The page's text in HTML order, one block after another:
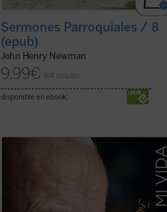
Sermones Parroquiales / 8
(epub)
John Henry Newman
9,99€ IVA incluido
disponible en ebook:
Una verdadera «autobiografía» del papa
Wojtyla formada a partir de las
confidencias personales que él mismo
fue revelando en cerca de 15.000 textos
y discursos dirigidos a personas de todo